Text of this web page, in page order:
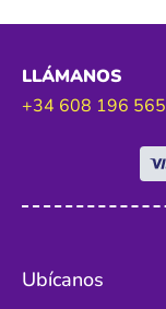
LLÁMANOS
+34 608 196 565
Ubícanos